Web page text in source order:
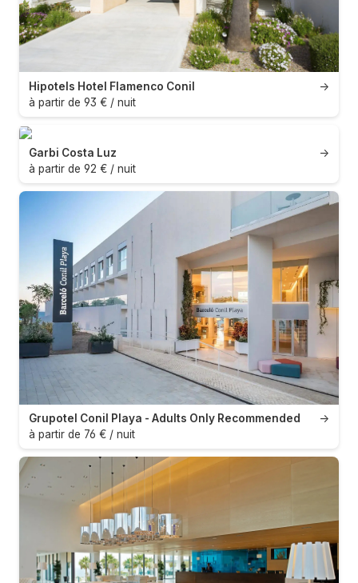
→
Hipotels Hotel Flamenco Conil
à partir de 93 € / nuit
→
Garbi Costa Luz
à partir de 92 € / nuit
→
Grupotel Conil Playa - Adults Only Recommended
à partir de 76 € / nuit